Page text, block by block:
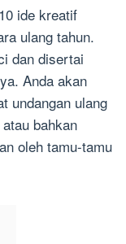
ide kreatif
ulang tahun.
dan disertai
Anda akan
undangan ulang
bahkan
oleh tamu-tamu